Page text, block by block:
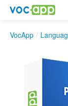
VocApp /